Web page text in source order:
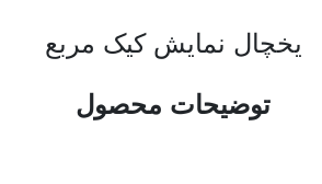
یخچال نمایش کیک مربع
توضیحات محصول